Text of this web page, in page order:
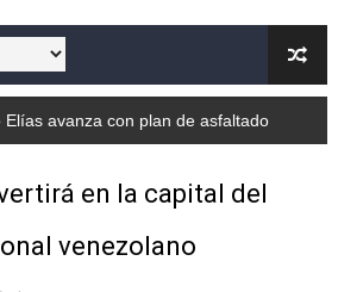
reserva deportiva de cara a
instalará mesa de trabajo con
de bordado en punto de cruz
avanza en la transformación del
Elías avanza con plan de asfaltado
en la capital del
venezolano